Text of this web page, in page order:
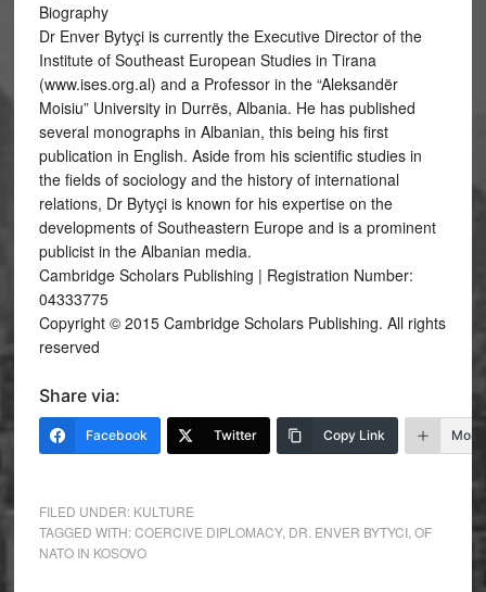
Biography
Dr Enver Bytyçi is currently the Executive Director of the
Institute of Southeast European Studies in Tirana
(www.ises.org.al) and a Professor in the “Aleksandër
Moisiu” University in Durrës, Albania. He has published
several monographs in Albanian, this being his first
publication in English. Aside from his scientific studies in
the fields of sociology and the history of international
relations, Dr Bytyçi is known for his expertise on the
developments of Southeastern Europe and is a prominent
publicist in the Albanian media.
Cambridge Scholars Publishing | Registration Number:
04333775
Copyright © 2015 Cambridge Scholars Publishing. All rights
reserved
Share via:
Facebook Twitter Copy Link More
FILED UNDER: KULTURE
TAGGED WITH:COERCIVE DIPLOMACY, DR. ENVER BYTYCI, OF
NATO IN KOSOVO